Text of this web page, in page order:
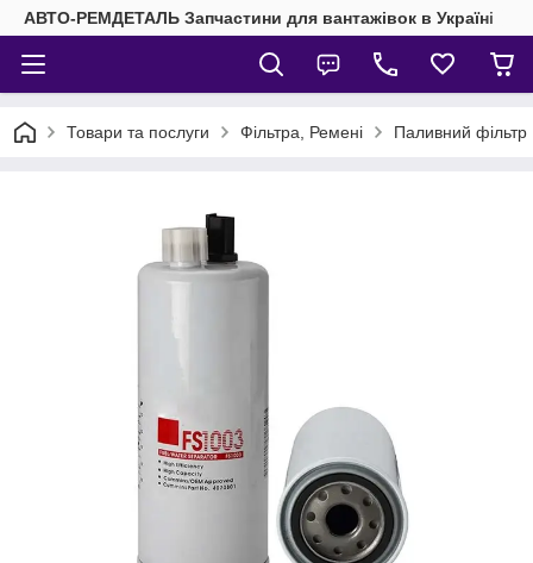
АВТО-РЕМДЕТАЛЬ Запчастини для вантажівок в Україні
Товари та послуги Фільтра, Ремені Паливний